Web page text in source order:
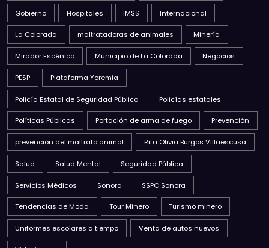
Gobierno Hospitales IMSS Internacional
La Colorada maltratadoras de animales Minería
Mirador Escénico Municipio de La Colorada Negocios
PESP Plataforma Yoremia
Policía Estatal de Seguridad Pública Policías estatales
Políticas Públicas Portación de arma de fuego Prevención
prevención del maltrato animal Rita Olivia Burgos Villaescusa
Salud Salud Mental Seguridad Pública
Servicios Médicos Sonora SSPC Sonora
Tendencias de Moda Tour Minero Turismo minero
Uniformes escolares a tiempo Venta de autos nuevos